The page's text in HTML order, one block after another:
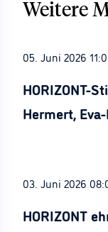
Weitere
05. Juni 2026
HORIZONT-
Hermert,
03. Juni 2026
HORIZONT